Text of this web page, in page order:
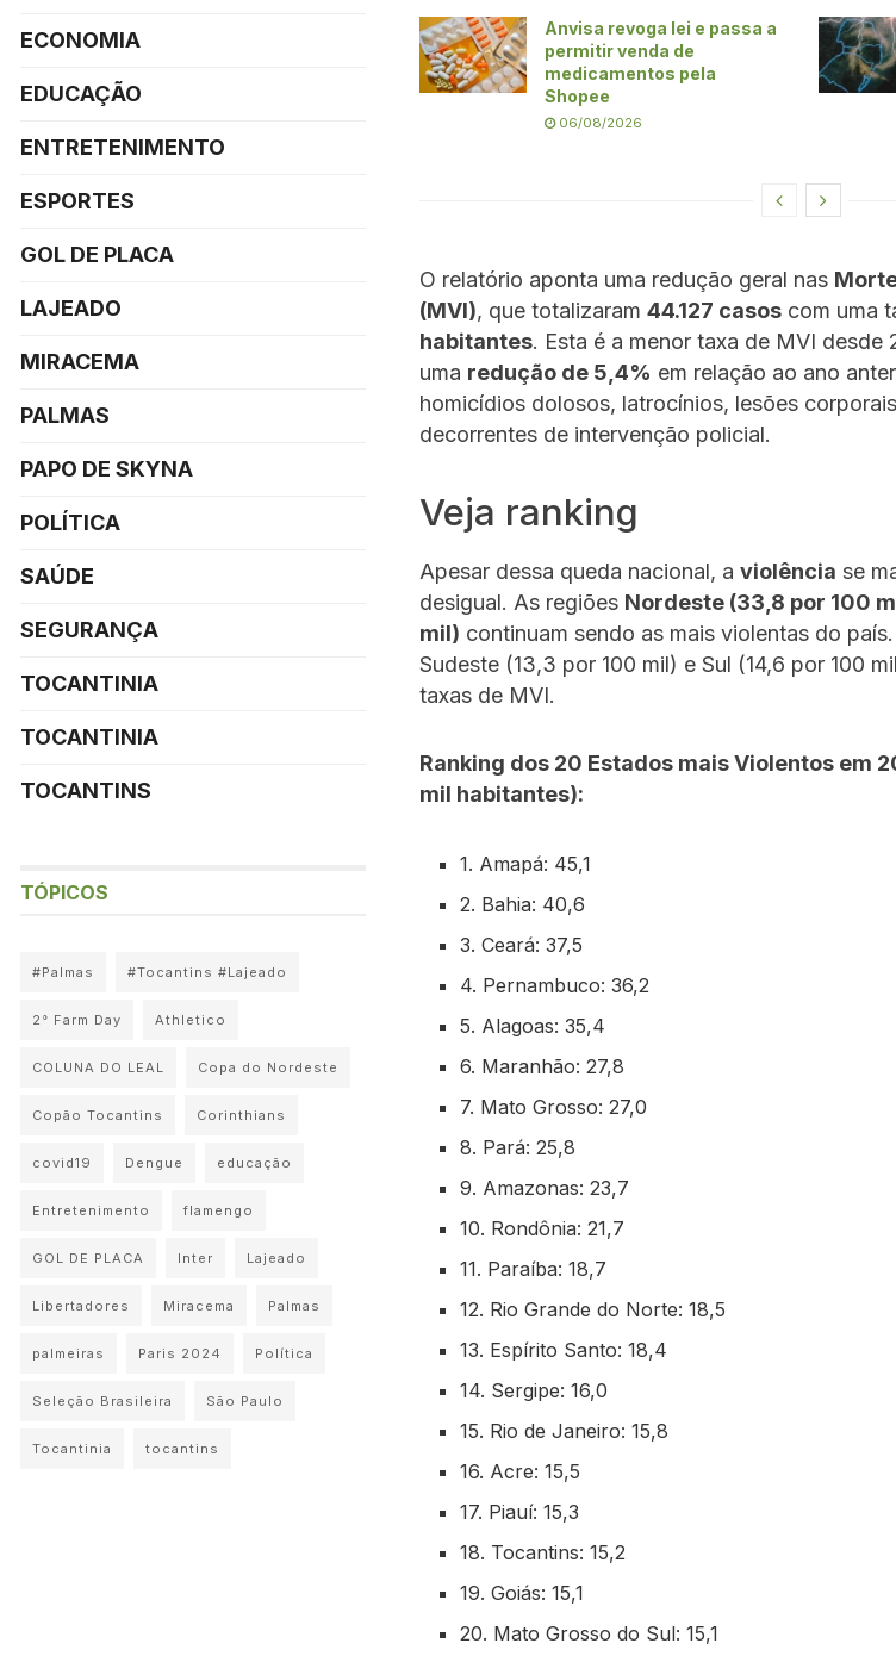
Anvisa revoga lei e passa a
permitir venda de
medicamentos pela
Shopee
06/08/2026
O relatório aponta uma redução geral nas
(MVI), que totalizaram 44.127 casos com uma
habitantes. Esta é a menor taxa de MVI desde
uma redução de 5,4% em relação ao ano
homicídios dolosos, latrocínios, lesões
decorrentes de intervenção policial.
Veja ranking
Apesar dessa queda nacional, a violência se
desigual. As regiões Nordeste (33,8 por 100
mil) continuam sendo as mais violentas do
Sudeste (13,3 por 100 mil) e Sul (14,6 por 100
taxas de MVI.
Ranking dos 20 Estados mais Violentos em
mil habitantes):
1. Amapá: 45,1
2. Bahia: 40,6
3. Ceará: 37,5
4. Pernambuco: 36,2
5. Alagoas: 35,4
6. Maranhão: 27,8
7. Mato Grosso: 27,0
8. Pará: 25,8
9. Amazonas: 23,7
10. Rondônia: 21,7
11. Paraíba: 18,7
12. Rio Grande do Norte: 18,5
13. Espírito Santo: 18,4
14. Sergipe: 16,0
15. Rio de Janeiro: 15,8
16. Acre: 15,5
17. Piauí: 15,3
18. Tocantins: 15,2
19. Goiás: 15,1
20. Mato Grosso do Sul: 15,1
ECONOMIA
EDUCAÇÃO
ENTRETENIMENTO
ESPORTES
GOL DE PLACA
LAJEADO
MIRACEMA
PALMAS
PAPO DE SKYNA
POLÍTICA
SAÚDE
SEGURANÇA
TOCANTINIA
TOCANTINIA
TOCANTINS
TÓPICOS
#Palmas #Tocantins #Lajeado
2° Farm Day Athletico
COLUNA DO LEAL Copa do Nordeste
Copão Tocantins Corinthians
covid19 Dengue educação
Entretenimento flamengo
GOL DE PLACA Inter Lajeado
Libertadores Miracema Palmas
palmeiras Paris 2024 Política
Seleção Brasileira São Paulo
Tocantinia tocantins